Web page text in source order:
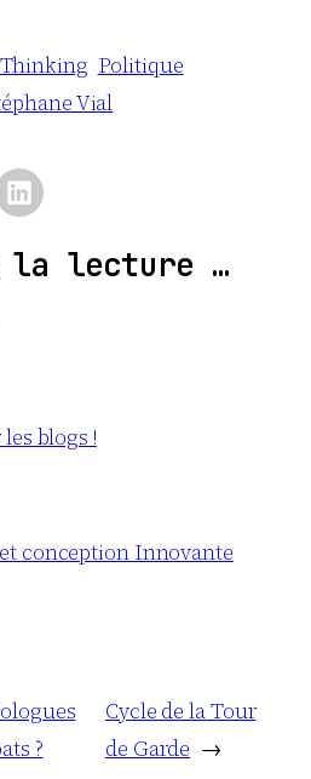
Politique
Vial
la lecture …
blogs !
conception Innovante
?
Cycle de la Tour
de Garde →